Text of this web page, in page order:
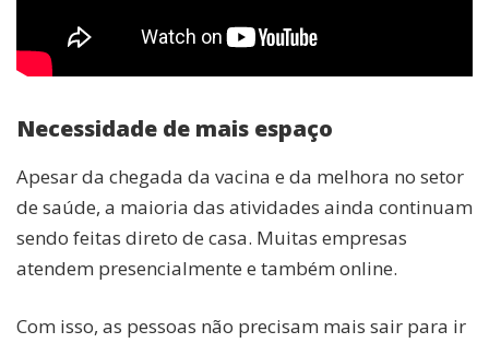
Necessidade de mais espaço
Apesar da chegada da vacina e da melhora no setor
de saúde, a maioria das atividades ainda continuam
sendo feitas direto de casa. Muitas empresas
atendem presencialmente e também online.
Com isso, as pessoas não precisam mais sair para ir